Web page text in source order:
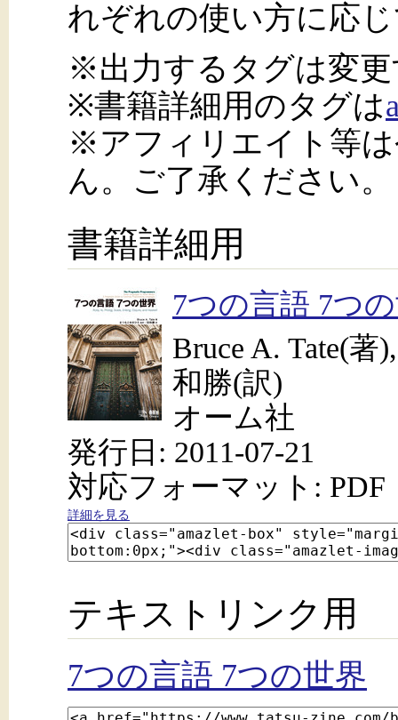
れぞれの使い方に応
※出力するタグは変
※書籍詳細用のタグは
※アフィリエイト等
ん。ご了承ください。
書籍詳細用
7つの言語 7つ
Bruce A. Tate(
和勝(訳)
オーム社
発行日: 2011-07-21
対応フォーマット: PDF
詳細を見る
テキストリンク用
7つの言語 7つの世界